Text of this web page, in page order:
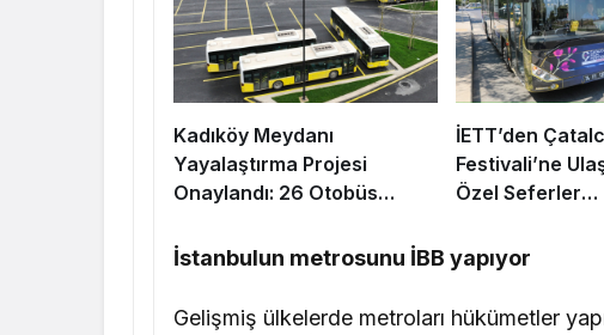
Kadıköy Meydanı
Yayalaştırma Projesi
Onaylandı: 26 Otobüs
Kaldırılıyor
İETT’den
Festivali’ne
Özel Seferler
İstanbulun metrosunu İBB yapıyor
Gelişmiş ülkelerde metroları hükümetler